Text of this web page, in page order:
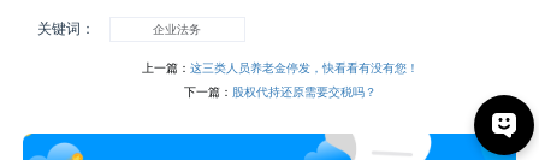
关键词： 企业法务
上一篇： 这三类人员养老金停发，快看看有没有您！
下一篇： 股权代持还原需要交税吗？